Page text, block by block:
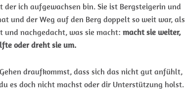
ich aufgewachsen bin. Sie ist Bergsteigerin und
und der Weg auf den Berg doppelt so weit war, als
und nachgedacht, was sie macht: macht sie weiter,
oder dreht sie um.
draufkommst, dass sich das nicht gut anfühlt,
es doch nicht machst oder dir Unterstützung holst.